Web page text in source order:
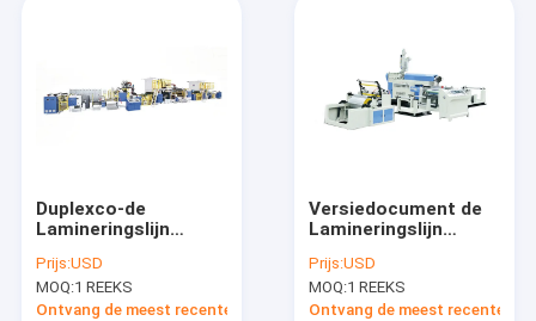
Videos
Contacteer ons
Duplexco-de
Lamineringslijn
van de
Uitdrijvingsdeklaag
Prijs:USD
MOQ:1 REEKS
Ontvang de meest recente Prijs
Versiedocument de
Lamineringslijn
de
Uitdrijvingsdeklaag
Prijs:USD
MOQ:1 REEKS
Ontvang de meest recente